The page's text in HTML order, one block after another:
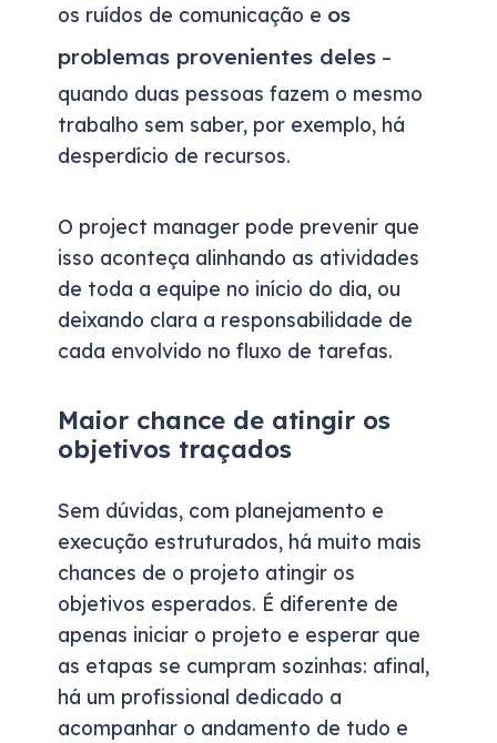
os ruídos de comunicação e os
problemas provenientes deles –
quando duas pessoas fazem o mesmo
trabalho sem saber, por exemplo, há
desperdício de recursos.
O project manager pode prevenir que
isso aconteça alinhando as atividades
de toda a equipe no início do dia, ou
deixando clara a responsabilidade de
cada envolvido no fluxo de tarefas.
Maior chance de atingir os
objetivos traçados
Sem dúvidas, com planejamento e
execução estruturados, há muito mais
chances de o projeto atingir os
objetivos esperados. É diferente de
apenas iniciar o projeto e esperar que
as etapas se cumpram sozinhas: afinal,
há um profissional dedicado a
acompanhar o andamento de tudo e